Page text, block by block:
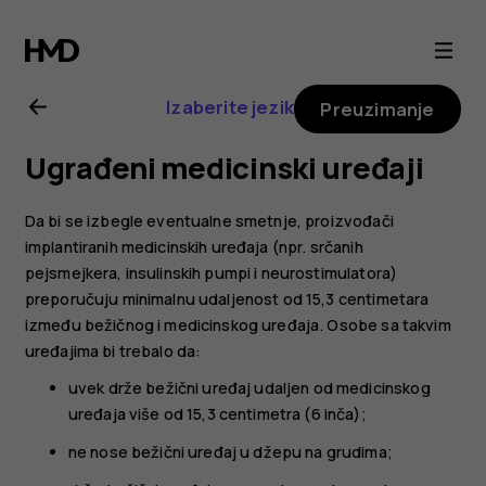
Uputstvo
za
korisnike
telefona
Nokia
G21
Izaberite jezik Preuzimanje
Ugrađeni medicinski uređaji
Da bi se izbegle eventualne smetnje, proizvođači
implantiranih medicinskih uređaja (npr. srčanih
pejsmejkera, insulinskih pumpi i neurostimulatora)
preporučuju minimalnu udaljenost od 15,3 centimetara
između bežičnog i medicinskog uređaja. Osobe sa takvim
uređajima bi trebalo da:
uvek drže bežični uređaj udaljen od medicinskog
uređaja više od 15,3 centimetra (6 inča);
ne nose bežični uređaj u džepu na grudima;